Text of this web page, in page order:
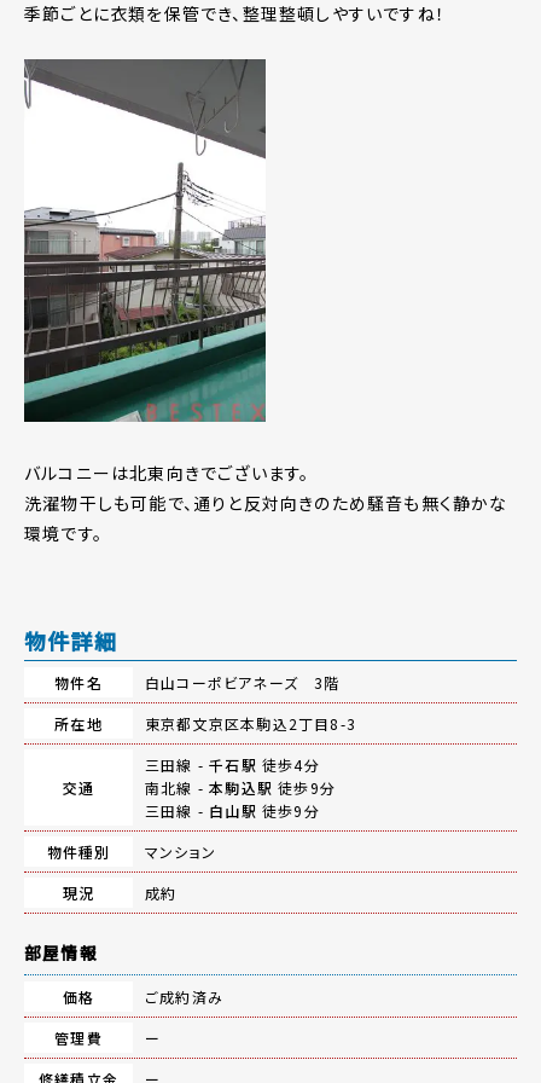
季節ごとに衣類を保管でき、整理整頓しやすいですね！
バルコニーは北東向きでございます。
洗濯物干しも可能で、通りと反対向きのため騒音も無く静かな
環境です。
物件詳細
物件名
白山コーポビアネーズ 3階
所在地
東京都文京区本駒込2丁目8-3
交通
三田線 -千石駅 徒歩4分
南北線 -本駒込駅 徒歩9分
三田線 - 白山駅 徒歩9分
物件種別
マンション
現況
成約
部屋情報
価格
ご成約済み
管理費
ー